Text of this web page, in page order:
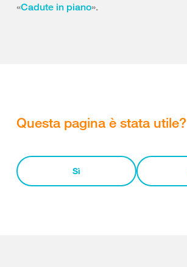
«Cadute in piano».
Questa pagina è stata utile?
Sì